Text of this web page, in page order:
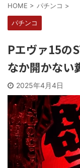
HOME > パチンコ >
パチンコ
Pエヴァ15の
なか開かない
2025年4月4日